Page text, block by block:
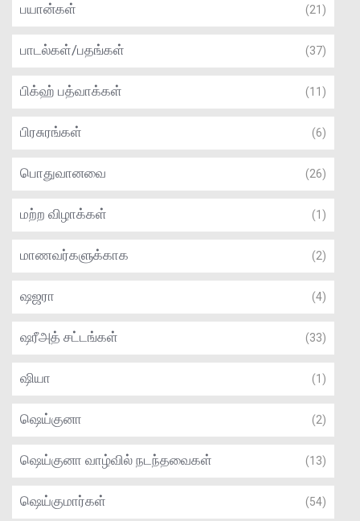
பயான்கள் (21)
பாடல்கள்/பதங்கள் (37)
பிக்ஹ் பத்வாக்கள் (11)
பிரசுரங்கள் (6)
பொதுவானவை (26)
மற்ற விழாக்கள் (1)
மாணவர்களுக்காக (2)
ஷஜரா (4)
ஷரீஅத் சட்டங்கள் (33)
ஷியா (1)
ஷெய்குனா (2)
ஷெய்குனா வாழ்வில் நடந்தவைகள் (13)
ஷெய்குமார்கள் (54)